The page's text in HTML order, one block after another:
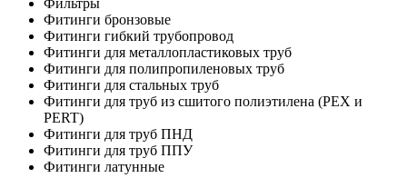
Фильтры
Фитинги бронзовые
Фитинги гибкий трубопровод
Фитинги для металлопластиковых труб
Фитинги для полипропиленовых труб
Фитинги для стальных труб
Фитинги для труб из сшитого полиэтилена (PEX и
PERT)
Фитинги для труб ПНД
Фитинги для труб ППУ
Фитинги латунные